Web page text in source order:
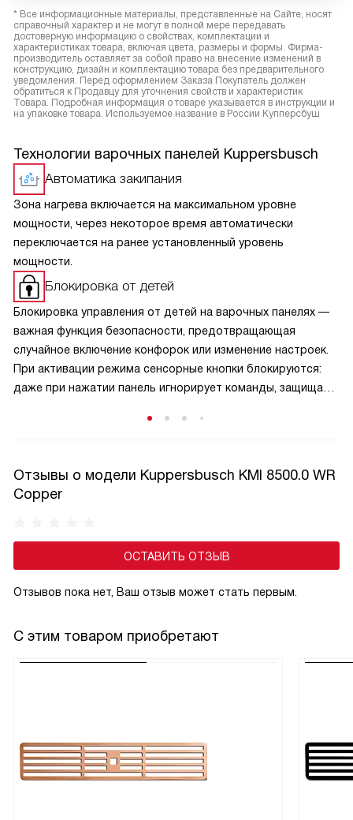
* Все информационные материалы, представленные на Сайте, носят
справочный характер и не могут в полной мере передавать
достоверную информацию о свойствах, комплектации и
характеристиках товара, включая цвета, размеры и формы. Фирма-
производитель оставляет за собой право на внесение изменений в
конструкцию, дизайн и комплектацию товара без предварительного
уведомления. Перед оформлением Заказа Покупатель должен
обратиться к Продавцу для уточнения свойств и характеристик
Товара. Подробная информация о товаре указывается в инструкции и
на упаковке товара. Используемое название в России Купперсбуш
Технологии варочных панелей Kuppersbusch
Автоматика закипания
Зона нагрева включается на максимальном уровне
мощности, через некоторое время автоматически
переключается на ранее установленный уровень
мощности.
Блокировка от детей
Блокировка управления от детей на варочных панелях —
важная функция безопасности, предотвращающая
случайное включение конфорок или изменение настроек.
При активации режима сенсорные кнопки блокируются:
даже при нажатии панель игнорирует команды, защищая
в семьях с маленькими детьми и добавляет спокойствие
при готовке.
Отзывы о модели Kuppersbusch KMI 8500.0 WR
Copper
ОСТАВИТЬ ОТЗЫВ
Отзывов пока нет, Ваш отзыв может стать первым.
С этим товаром приобретают